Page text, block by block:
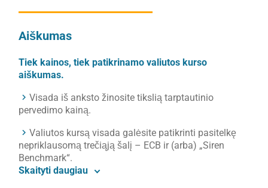
Aiškumas
Tiek kainos, tiek patikrinamo valiutos kurso
aiškumas.
Visada iš anksto žinosite tikslią tarptautinio
pervedimo kainą.
Valiutos kursą visada galėsite patikrinti pasitelkę
nepriklausomą trečiąją šalį – ECB ir (arba) „Siren
Benchmark“.
Skaityti daugiau